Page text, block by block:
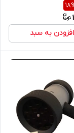
18
افزودن به سبد